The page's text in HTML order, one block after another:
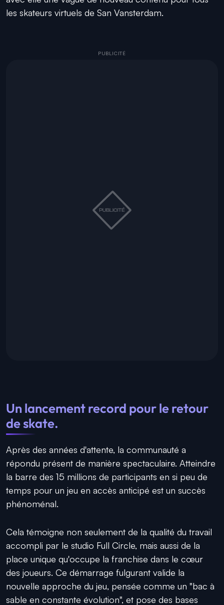
les skateurs virtuels de San Vansterdam.
Un lancement record pour le retour
de skate.
Après des années d'attente, la communauté a
répondu présent de manière spectaculaire. Atteindre
la barre des 15 millions de participants en si peu de
temps pour un jeu en accès anticipé est un succès
phénoménal.
Cela témoigne non seulement de la qualité du travail
accompli par le studio Full Circle, mais aussi de la
place unique qu'occupe la franchise dans le cœur
des joueurs. Ce démarrage fulgurant valide la
nouvelle approche du jeu, pensée comme un "bac à
sable en constante évolution", et pose des bases